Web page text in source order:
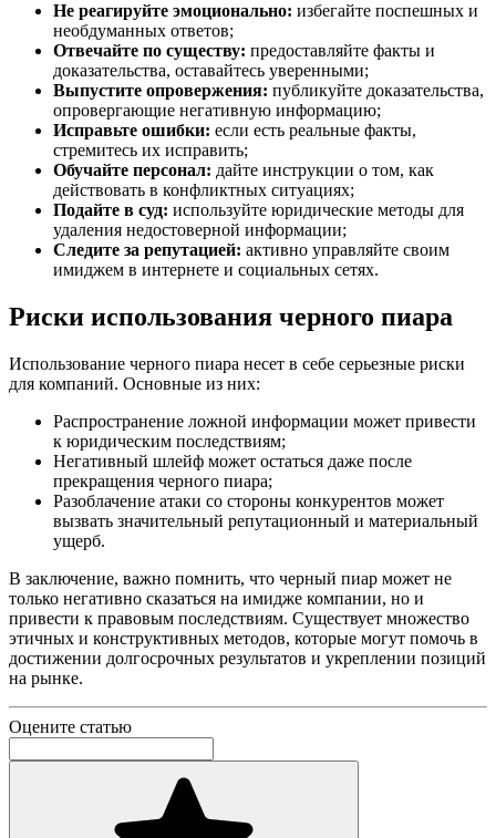
Не реагируйте эмоционально: избегайте поспешных и
необдуманных ответов;
Отвечайте по существу: предоставляйте факты и
доказательства, оставайтесь уверенными;
Выпустите опровержения: публикуйте доказательства,
опровергающие негативную информацию;
Исправьте ошибки: если есть реальные факты,
стремитесь их исправить;
Обучайте персонал: дайте инструкции о том, как
действовать в конфликтных ситуациях;
Подайте в суд: используйте юридические методы для
удаления недостоверной информации;
Следите за репутацией: активно управляйте своим
имиджем в интернете и социальных сетях.
Риски использования черного пиара
Использование черного пиара несет в себе серьезные риски
для компаний. Основные из них:
Распространение ложной информации может привести
к юридическим последствиям;
Негативный шлейф может остаться даже после
прекращения черного пиара;
Разоблачение атаки со стороны конкурентов может
вызвать значительный репутационный и материальный
ущерб.
В заключение, важно помнить, что черный пиар может не
только негативно сказаться на имидже компании, но и
привести к правовым последствиям. Существует множество
этичных и конструктивных методов, которые могут помочь в
достижении долгосрочных результатов и укреплении позиций
на рынке.
Оцените статью